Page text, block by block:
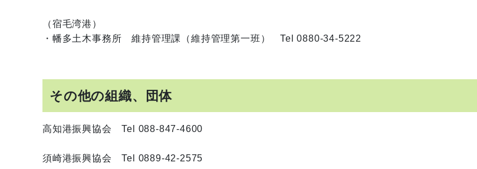
（宿毛湾港）
・幡多土木事務所 維持管理課（維持管理第一班） Tel 0880-34-5222
その他の組織、団体
高知港振興協会 Tel 088-847-4600
須崎港振興協会 Tel 0889-42-2575